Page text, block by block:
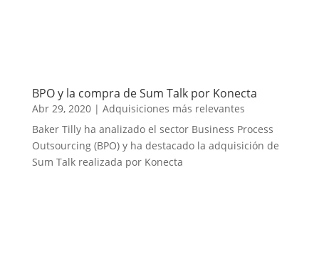
BPO y la compra de Sum Talk por Konecta
Abr 29, 2020| Adquisiciones más relevantes
Baker Tilly ha analizado el sector Business Process
Outsourcing (BPO) y ha destacado la adquisición de
Sum Talk realizada por Konecta